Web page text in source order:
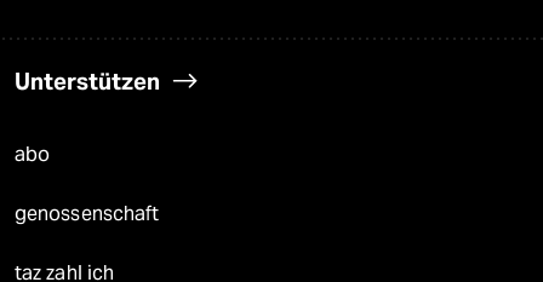
Unterstützen
abo
genossenschaft
taz zahl ich